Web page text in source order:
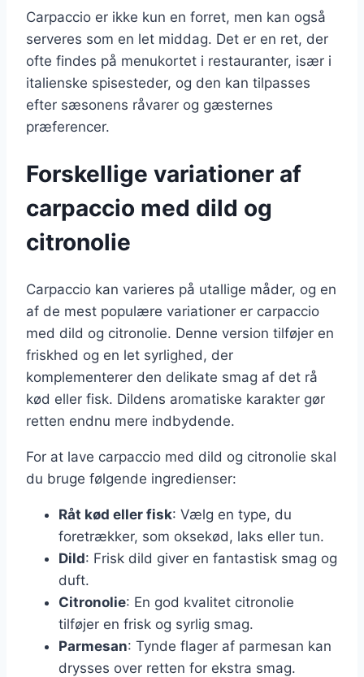
Carpaccio er ikke kun en forret, men kan også
serveres som en let middag. Det er en ret, der
ofte findes på menukortet i restauranter, især i
italienske spisesteder, og den kan tilpasses
efter sæsonens råvarer og gæsternes
præferencer.
Forskellige variationer af
carpaccio med dild og
citronolie
Carpaccio kan varieres på utallige måder, og en
af de mest populære variationer er carpaccio
med dild og citronolie. Denne version tilføjer en
friskhed og en let syrlighed, der
komplementerer den delikate smag af det rå
kød eller fisk. Dildens aromatiske karakter gør
retten endnu mere indbydende.
For at lave carpaccio med dild og citronolie skal
du bruge følgende ingredienser:
Råt kød eller fisk: Vælg en type, du
foretrækker, som oksekød, laks eller tun.
Dild: Frisk dild giver en fantastisk smag og
duft.
Citronolie: En god kvalitet citronolie
tilføjer en frisk og syrlig smag.
Parmesan: Tynde flager af parmesan kan
drysses over retten for ekstra smag.